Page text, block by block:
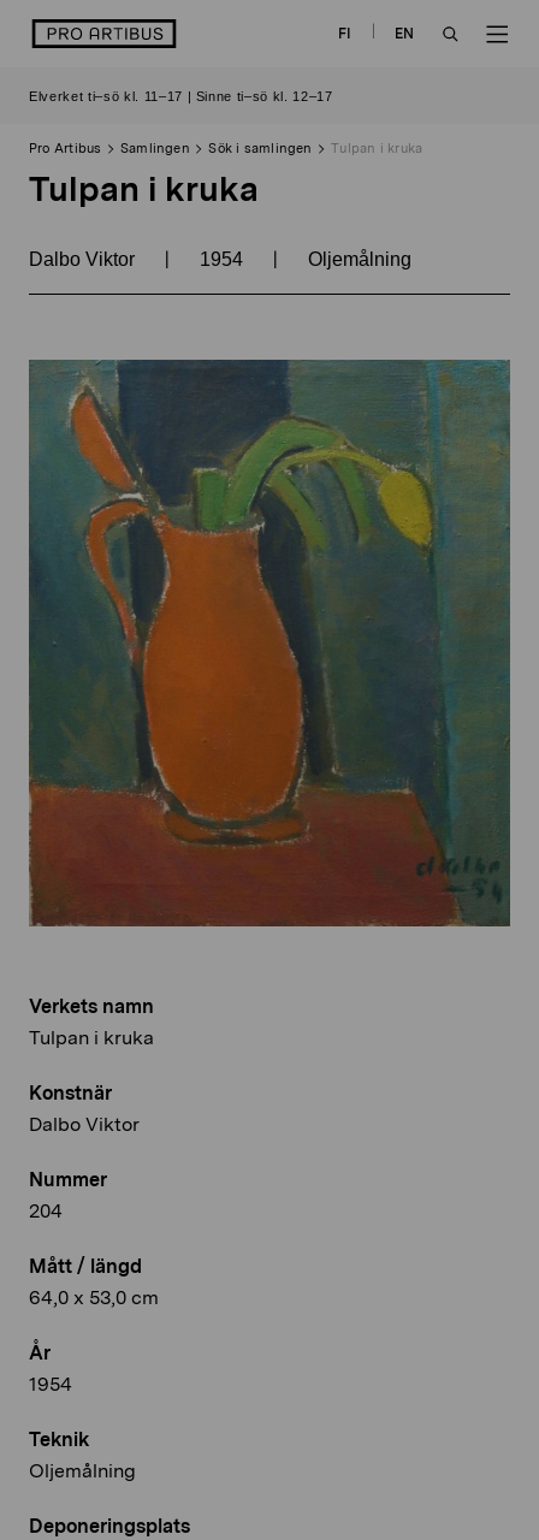
logo FI
EN
Elverket ti–sö kl. 11–17 | Sinne ti–sö kl. 12–17
Pro Artibus Samlingen Sök i samlingen Tulpan i kruka
Tulpan i kruka
Dalbo Viktor | 1954 | Oljemålning
Verkets namn
Tulpan i kruka
Konstnär
Dalbo Viktor
Nummer
204
Mått / längd
64,0 x 53,0 cm
År
1954
Teknik
Oljemålning
Deponeringsplats